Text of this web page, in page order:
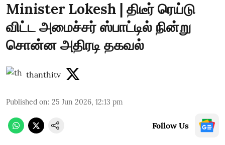
Minister Lokesh | திடீர் ரெய்டு
விட்ட அமைச்சர் ஸ்பாட்டில் நின்று
சொன்ன அதிரடி தகவல்
thanthitv
Published on: 25 Jun 2026, 12:13 pm
Follow Us